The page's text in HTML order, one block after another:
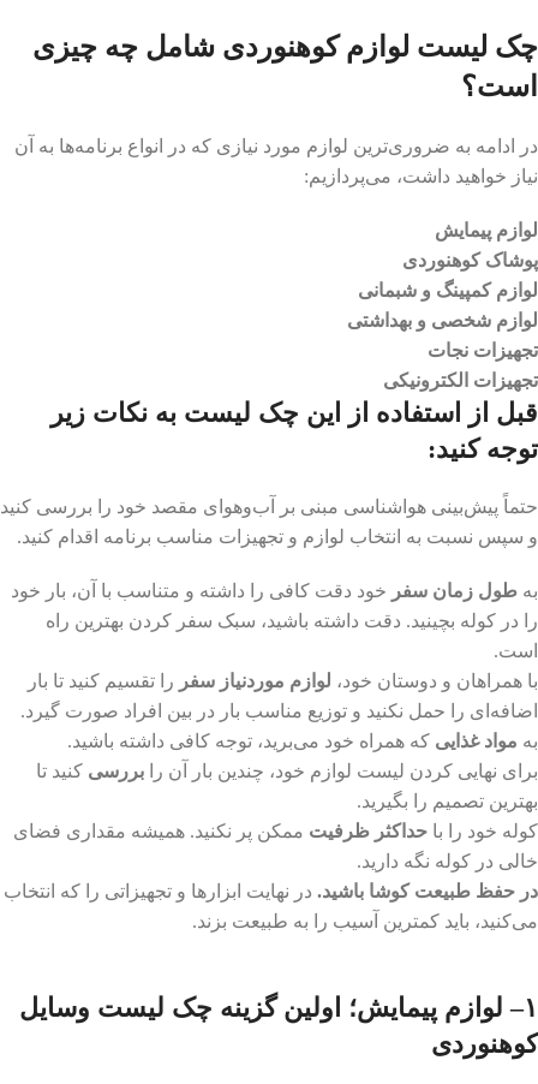
چک لیست لوازم کوهنوردی شامل چه چیزی
است؟
در ادامه به ضروری‌ترین لوازم مورد نیازی که در انواع برنامه‌ها به آن
نیاز خواهید داشت، می‌پردازیم:
لوازم پیمایش
پوشاک کوهنوردی
لوازم کمپینگ و شبمانی
لوازم شخصی و بهداشتی
تجهیزات نجات
تجهیزات الکترونیکی
قبل از استفاده از این چک لیست به نکات زیر
توجه کنید:
حتماً پیش‌بینی هواشناسی مبنی بر آب‌وهوای مقصد خود را بررسی کنید
و سپس نسبت به انتخاب لوازم و تجهیزات مناسب برنامه اقدام کنید.
به طول زمان سفر خود دقت کافی را داشته و متناسب با آن، بار خود
را در کوله بچینید. دقت داشته باشید، سبک سفر کردن بهترین راه
است.
با همراهان و دوستان خود، ‌ لوازم موردنیاز سفر را تقسیم کنید تا بار
اضافه‌ای را حمل نکنید و توزیع مناسب بار در بین افراد صورت گیرد.
به مواد غذایی که همراه خود می‌برید، توجه کافی داشته باشید.
برای نهایی کردن لیست لوازم خود، چندین بار آن را بررسی کنید تا
بهترین تصمیم را بگیرید.
کوله خود را با حداکثر ظرفیت ممکن پر نکنید. همیشه مقداری فضای
خالی در کوله نگه دارید.
در حفظ طبیعت کوشا باشید. در نهایت ابزارها و تجهیزاتی را که انتخاب
می‌کنید، باید کمترین آسیب را به طبیعت بزند.
۱– لوازم پیمایش؛ اولین گزینه چک لیست وسایل
کوهنوردی